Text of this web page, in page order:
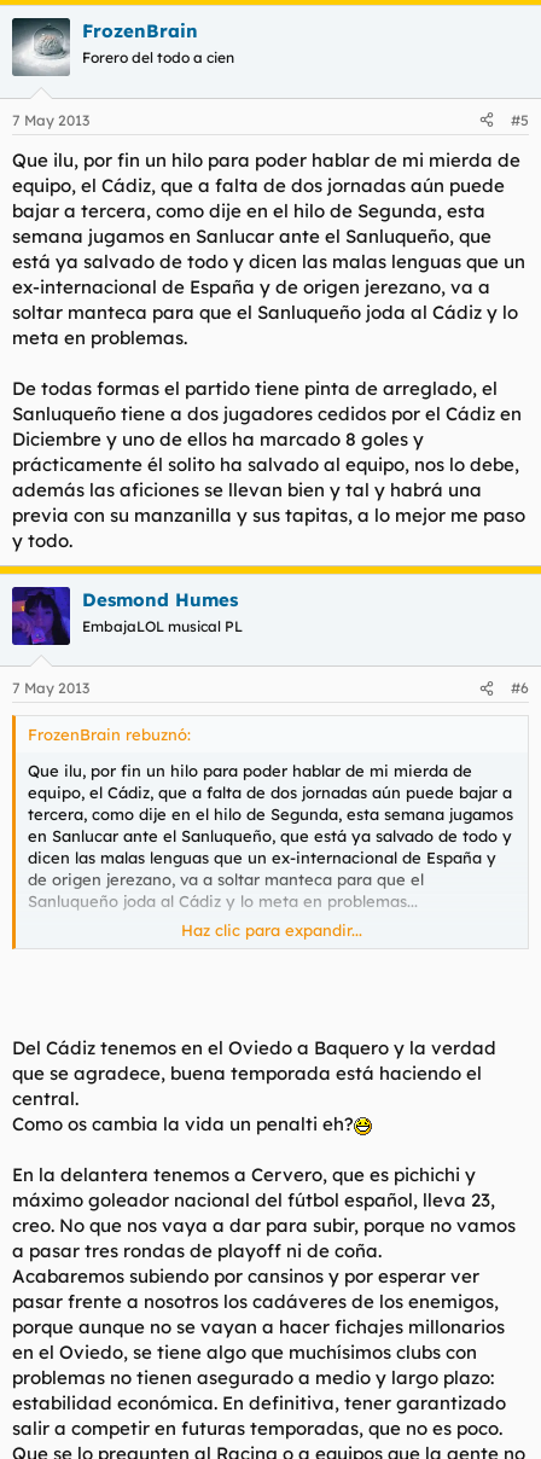
FrozenBrain
Forero del todo a cien
7 May 2013 #5
Que ilu, por fin un hilo para poder hablar de mi mierda de
equipo, el Cádiz, que a falta de dos jornadas aún puede
bajar a tercera, como dije en el hilo de Segunda, esta
semana jugamos en Sanlucar ante el Sanluqueño, que
está ya salvado de todo y dicen las malas lenguas que un
ex-internacional de España y de origen jerezano, va a
soltar manteca para que el Sanluqueño joda al Cádiz y lo
meta en problemas.
De todas formas el partido tiene pinta de arreglado, el
Sanluqueño tiene a dos jugadores cedidos por el Cádiz en
Diciembre y uno de ellos ha marcado 8 goles y
prácticamente él solito ha salvado al equipo, nos lo debe,
además las aficiones se llevan bien y tal y habrá una
previa con su manzanilla y sus tapitas, a lo mejor me paso
y todo.
Desmond Humes
EmbajaLOL musical PL
7 May 2013 #6
FrozenBrain rebuznó:
Que ilu, por fin un hilo para poder hablar de mi mierda de
equipo, el Cádiz, que a falta de dos jornadas aún puede bajar a
tercera, como dije en el hilo de Segunda, esta semana jugamos
en Sanlucar ante el Sanluqueño, que está ya salvado de todo y
dicen las malas lenguas que un ex-internacional de España y
de origen jerezano, va a soltar manteca para que el
Sanluqueño joda al Cádiz y lo meta en problemas...
De todas formas el partido tiene pinta de arreglado, el
tapitas, a lo mejor me paso y todo.
Haz clic para expandir...
Del Cádiz tenemos en el Oviedo a Baquero y la verdad
que se agradece, buena temporada está haciendo el
central.
Como os cambia la vida un penalti eh?
En la delantera tenemos a Cervero, que es pichichi y
máximo goleador nacional del fútbol español, lleva 23,
creo. No que nos vaya a dar para subir, porque no vamos
a pasar tres rondas de playoff ni de coña.
Acabaremos subiendo por cansinos y por esperar ver
pasar frente a nosotros los cadáveres de los enemigos,
porque aunque no se vayan a hacer fichajes millonarios
en el Oviedo, se tiene algo que muchísimos clubs con
problemas no tienen asegurado a medio y largo plazo:
estabilidad económica. En definitiva, tener garantizado
salir a competir en futuras temporadas, que no es poco.
Que se lo pregunten al Racing o a equipos que la gente no